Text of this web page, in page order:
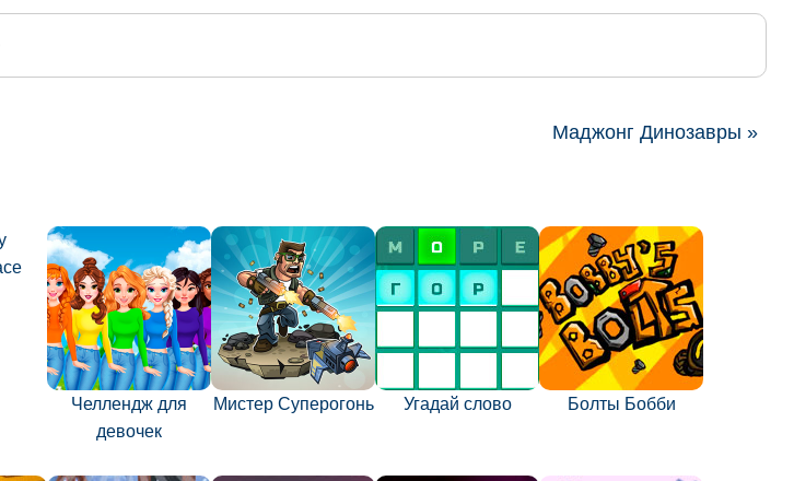
Маджонг Динозавры »
Челлендж для
девочек
Мистер Суперогонь Угадай слово Болты Бобби